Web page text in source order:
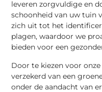
leveren zorgvuldige en
schoonheid van uw tuin
zich uit tot het
plagen, waardoor we
bieden voor een
Door te kiezen voor
verzekerd van een
onder de aandacht van